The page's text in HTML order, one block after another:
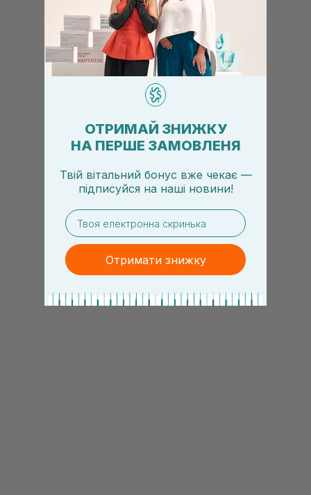
ОТРИМАЙ ЗНИЖКУ
НА ПЕРШЕ ЗАМОВЛЕНЯ
Твій вітальний бонус вже чекає —
підписуйся на наші новини!
email
Отримати знижку